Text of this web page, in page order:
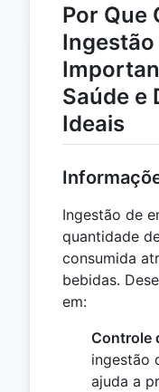
Por Que
Ingestão
Saúde e
Ideais
Ingestão de
quantidade
consumida
bebidas.
em:
Controle
ingestão
ajuda a